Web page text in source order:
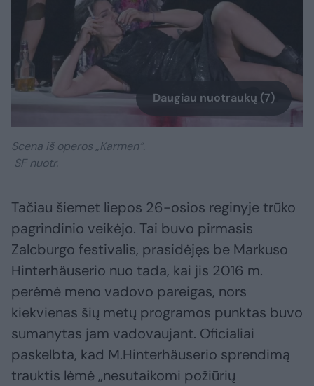
Daugiau nuotraukų (7)
Scena iš operos „Karmen“.
SF nuotr.
Tačiau šiemet liepos 26-osios reginyje trūko
pagrindinio veikėjo. Tai buvo pirmasis
Zalcburgo festivalis, prasidėjęs be Markuso
Hinterhäuserio nuo tada, kai jis 2016 m.
perėmė meno vadovo pareigas, nors
kiekvienas šių metų programos punktas buvo
sumanytas jam vadovaujant. Oficialiai
paskelbta, kad M.Hinterhäuserio sprendimą
trauktis lėmė „nesutaikomi požiūrių